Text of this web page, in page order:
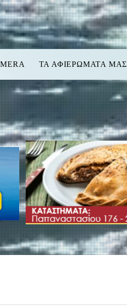
ΤΑ ΑΦΙΕΡΩΜΑΤΑ ΜΑΣ